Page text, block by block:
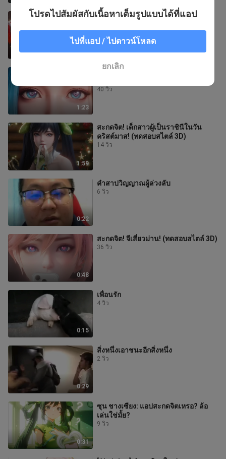
1:42
สะกดจิต! สาวนักกษัตริย์ในคืนส่งท้ายปี!
1:23
สะกดจิต! หวังเจาจวิน! (ทดสอบสไตล์
40 วิว
1:59
สะกดจิต! เด็กสาวผู้เป็นราชินีในวัน
คริสต์มาส! (ทดสอบสไตล์ 3D)
14 วิว
0:22
คำสาปวิญญาณผู้ล่วงลับ
6 วิว
0:48
สะกดจิต! จีเสี่ยวม่าน! (ทดสอบสไตล์ 3D)
36 วิว
0:15
เพื่อนรัก
4 วิว
0:29
สิ่งหนึ่งเอาชนะอีกสิ่งหนึ่ง
2 วิว
0:31
ซุน ชางเซียง: แอปสะกดจิตเหรอ? ล้อ
เล่นใช่มั้ย?
9 วิว
โปรดไปสัมผัสกับเนื้อหาเต็มรูปแบบได้ที่แอป
ไปที่แอป / ไปดาวน์โหลด
ยกเลิก